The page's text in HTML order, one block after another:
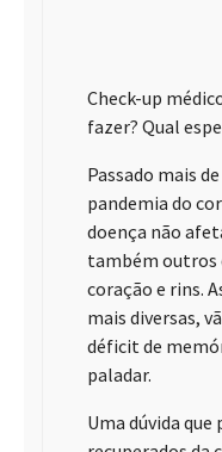
Check-up
fazer? Qual
Passado mais
pandemia do
doença não
também outros
coração e rins.
mais diversas,
déficit de
paladar.
Uma dúvida